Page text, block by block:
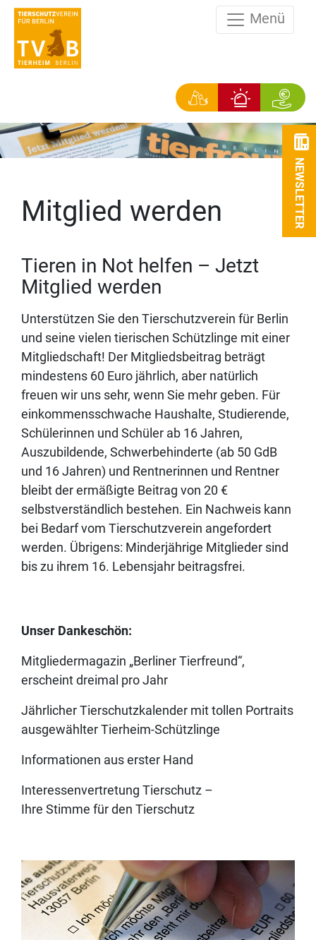
Menü
NEWSLETTER
Mitglied werden
Tieren in Not helfen – Jetzt
Mitglied werden
Unterstützen Sie den Tierschutzverein für Berlin
und seine vielen tierischen Schützlinge mit einer
Mitgliedschaft! Der Mitgliedsbeitrag beträgt
mindestens 60 Euro jährlich, aber natürlich
freuen wir uns sehr, wenn Sie mehr geben. Für
einkommensschwache Haushalte, Studierende,
Schülerinnen und Schüler ab 16 Jahren,
Auszubildende, Schwerbehinderte (ab 50 GdB
und 16 Jahren) und Rentnerinnen und Rentner
bleibt der ermäßigte Beitrag von 20 €
selbstverständlich bestehen. Ein Nachweis kann
bei Bedarf vom Tierschutzverein angefordert
werden. Übrigens: Minderjährige Mitglieder sind
bis zu ihrem 16. Lebensjahr beitragsfrei.
Unser Dankeschön:
Mitgliedermagazin „Berliner Tierfreund“,
erscheint dreimal pro Jahr
Jährlicher Tierschutzkalender mit tollen Portraits
ausgewählter Tierheim-Schützlinge
Informationen aus erster Hand
Interessenvertretung Tierschutz –
Ihre Stimme für den Tierschutz